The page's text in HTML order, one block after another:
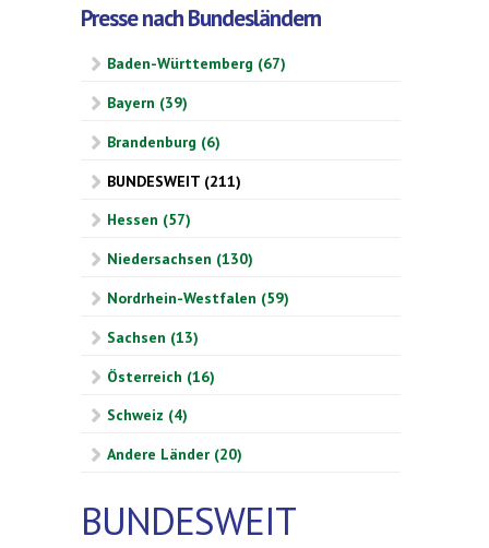
Presse nach Bundesländern
Baden-Württemberg (67)
Bayern (39)
Brandenburg (6)
BUNDESWEIT (211)
Hessen (57)
Niedersachsen (130)
Nordrhein-Westfalen (59)
Sachsen (13)
Österreich (16)
Schweiz (4)
Andere Länder (20)
BUNDESWEIT